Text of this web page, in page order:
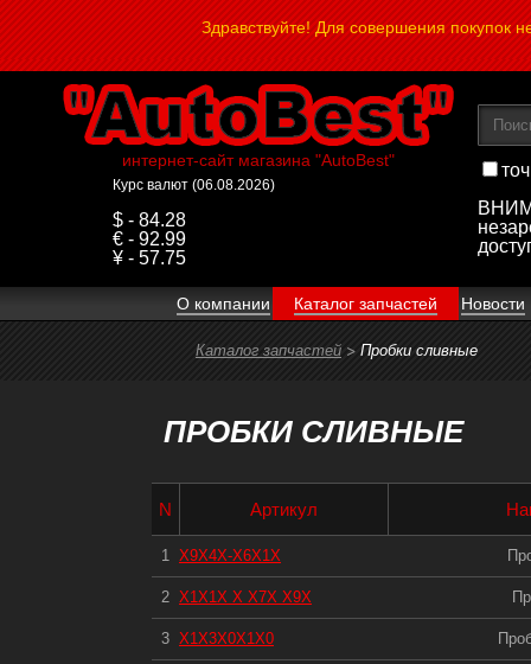
Здравствуйте! Для совершения покупок
интернет-сайт магазина "AutoBest"
Курс валют (06.08.2026)
$ - 84.28
€ - 92.99
¥ - 57.75
О компании Каталог запчастей Новости
Каталог запчастей Пробки сливные
ПРОБКИ СЛИВНЫЕ
N Артикул
1 X9X4X-X6X1X
2 X1X1X X X7X X9X
3 X1X3X0X1X0